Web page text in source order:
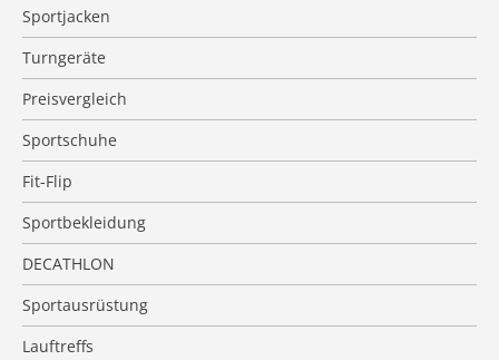
Sportjacken
Turngeräte
Preisvergleich
Sportschuhe
Fit-Flip
Sportbekleidung
DECATHLON
Sportausrüstung
Lauftreffs